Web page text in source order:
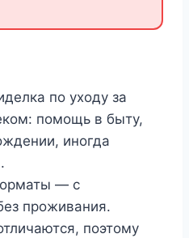
по уходу за
помощь в быту,
иногда
— с
проживания.
поэтому